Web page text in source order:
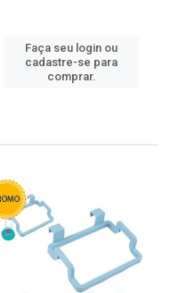
Faça seu login ou
cadastre-se para
comprar.